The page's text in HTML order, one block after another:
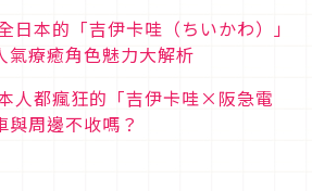
日本的「吉伊卡哇（ちいかわ）」
氣療癒角色魅力大解析
人都瘋狂的「吉伊卡哇×阪急電
周邊不收嗎？